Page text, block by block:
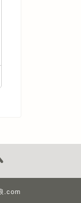
.com